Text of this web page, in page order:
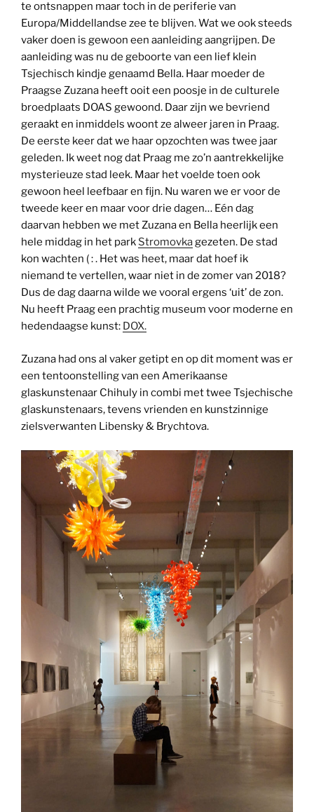
te ontsnappen maar toch in de periferie van
Europa/Middellandse zee te blijven. Wat we ook steeds
vaker doen is gewoon een aanleiding aangrijpen. De
aanleiding was nu de geboorte van een lief klein
Tsjechisch kindje genaamd Bella. Haar moeder de
Praagse Zuzana heeft ooit een poosje in de culturele
broedplaats DOAS gewoond. Daar zijn we bevriend
geraakt en inmiddels woont ze alweer jaren in Praag.
De eerste keer dat we haar opzochten was twee jaar
geleden. Ik weet nog dat Praag me zo’n aantrekkelijke
mysterieuze stad leek. Maar het voelde toen ook
gewoon heel leefbaar en fijn. Nu waren we er voor de
tweede keer en maar voor drie dagen… Eén dag
daarvan hebben we met Zuzana en Bella heerlijk een
hele middag in het park Stromovkagezeten. De stad
kon wachten ( : . Het was heet, maar dat hoef ik
niemand te vertellen, waar niet in de zomer van 2018?
Dus de dag daarna wilde we vooral ergens ‘uit’ de zon.
Nu heeft Praag een prachtig museum voor moderne en
hedendaagse kunst: DOX.
Zuzana had ons al vaker getipt en op dit moment was er
een tentoonstelling van een Amerikaanse
glaskunstenaar Chihuly in combi met twee Tsjechische
glaskunstenaars, tevens vrienden en kunstzinnige
zielsverwanten Libensky & Brychtova.